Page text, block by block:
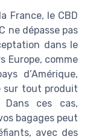
France, le CBD
ne dépasse pas
dans le
Europe, comme
d’Amérique,
sur tout produit
Dans ces cas,
bagages peut
avec des